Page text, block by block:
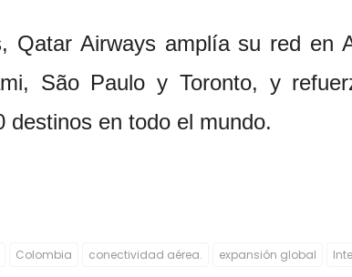
Qatar Airways amplía su red en
São Paulo y Toronto, y
destinos en todo el mundo.
Colombia conectividad aérea. expansión global